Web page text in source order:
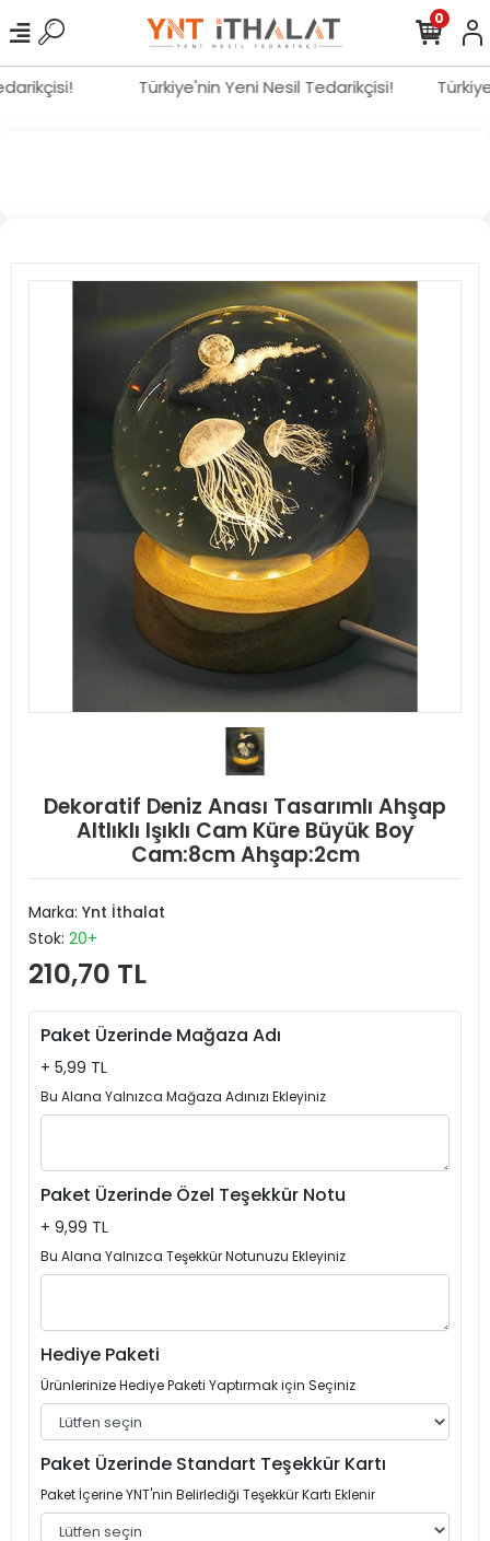
Türkiye'nin Yeni Nesil Tedarikçisi!
0
Dekoratif Deniz Anası Tasarımlı Ahşap
Altlıklı Işıklı Cam Küre Büyük Boy
Cam:8cm Ahşap:2cm
Marka: Ynt İthalat
Stok: 20+
210,70 TL
Paket Üzerinde Mağaza Adı
+ 5,99 TL
Bu Alana Yalnızca Mağaza Adınızı Ekleyiniz
Paket Üzerinde Özel Teşekkür Notu
+ 9,99 TL
Bu Alana Yalnızca Teşekkür Notunuzu Ekleyiniz
Hediye Paketi
Ürünlerinize Hediye Paketi Yaptırmak için Seçiniz
Paket Üzerinde Standart Teşekkür Kartı
Paket İçerine YNT'nin Belirlediği Teşekkür Kartı Eklenir